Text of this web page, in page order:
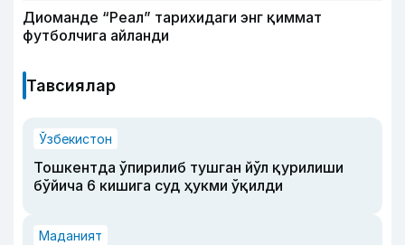
Диоманде “Реал” тарихидаги энг қиммат
футболчига айланди
Тавсиялар
Ўзбекистон
Тошкентда ўпирилиб тушган йўл қурилиши
бўйича 6 кишига суд ҳукми ўқилди
Маданият